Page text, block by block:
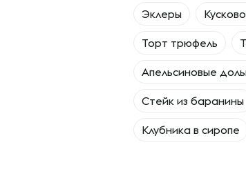
Эклеры
Торт трюфель
Апельсиновые
Cтейк из баранины
Клубника в сиропе